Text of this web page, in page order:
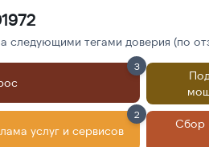
следующими тегами доверия (по
3
услуг и сервисов
2
Сбор